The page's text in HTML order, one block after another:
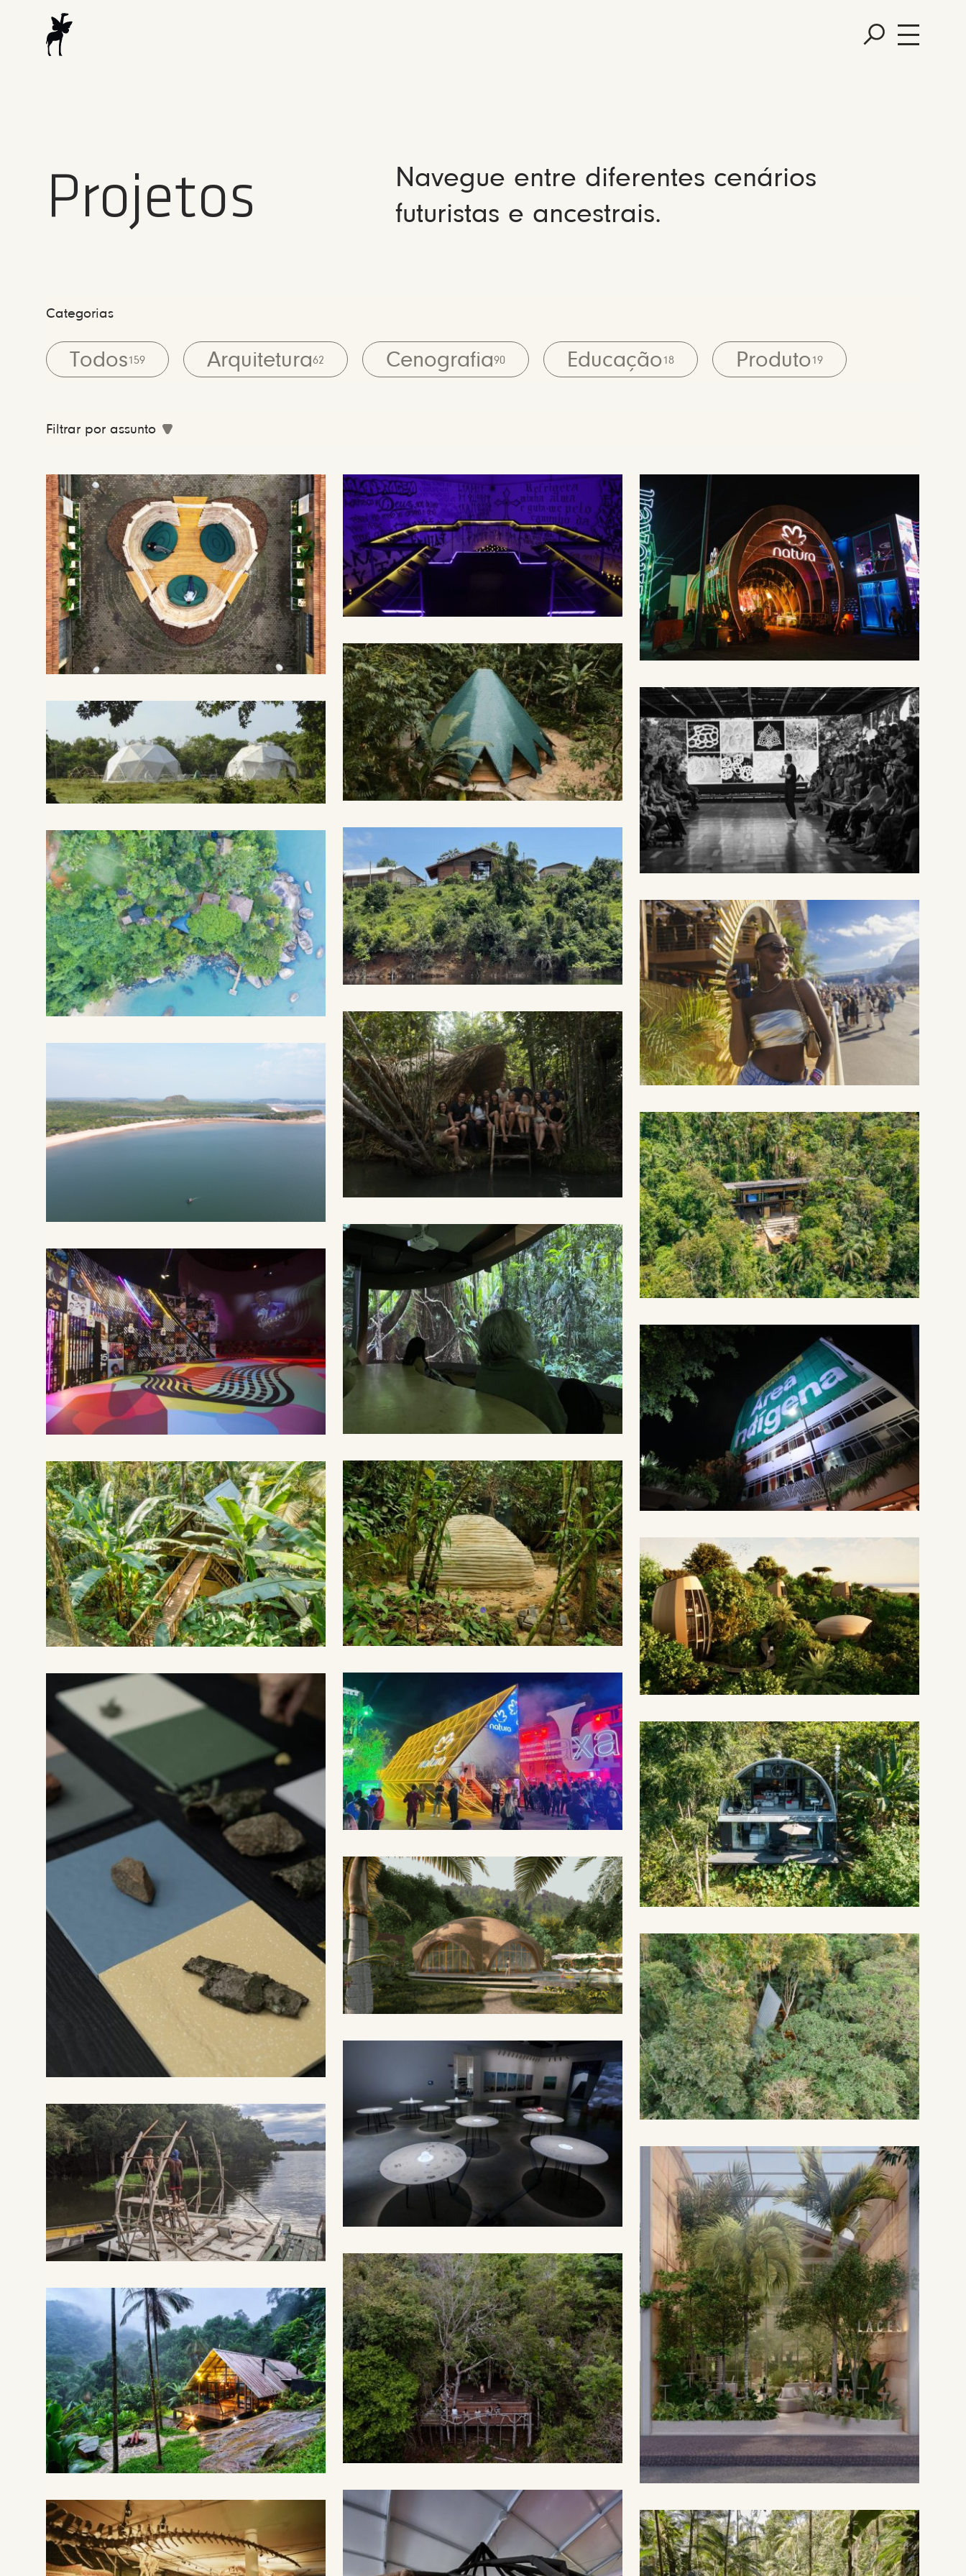
Projetos
Navegue entre diferentes cenários
futuristas e ancestrais.
Categorias
Todos159 Arquitetura62 Cenografia90 Educação18 Produto19
Filtrar por assunto